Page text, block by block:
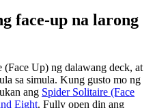
face-up na larong
Up) ng dalawang deck, at
sa simula. Kung gusto mo ng
ang Spider Solitaire (Face
Eight. Fully open din ang